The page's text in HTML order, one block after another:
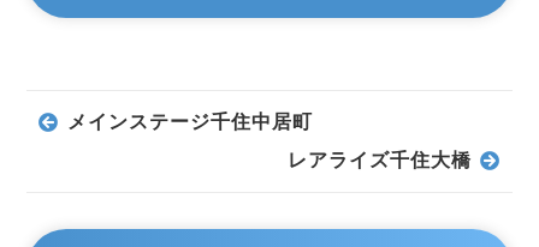
メインステージ千住中居町
レアライズ千住大橋